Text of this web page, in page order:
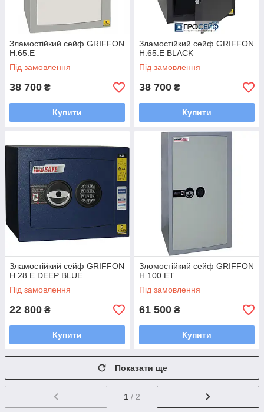
Зламостійкий сейф GRIFFON
H.65.E
Під замовлення
38 700 ₴
Купити
Зламостійкий сейф GRIFFON
H.65.E BLACK
Під замовлення
38 700 ₴
Купити
Зламостійкий сейф GRIFFON
H.28.E DEEP BLUE
Під замовлення
22 800 ₴
Купити
Зломостійкий сейф GRIFFON
H.100.ET
Під замовлення
61 500 ₴
Купити
Показати ще
1 / 2